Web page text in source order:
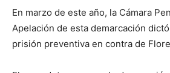
En marzo de este año, la Cámara
Apelación de esta demarcación
prisión preventiva en contra de